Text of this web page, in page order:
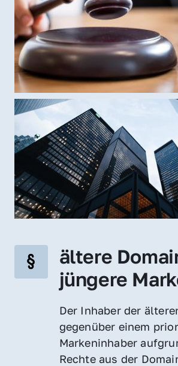
ältere
jüngere
Der Inhaber der
gegenüber einem
Markeninhaber
Rechte aus der